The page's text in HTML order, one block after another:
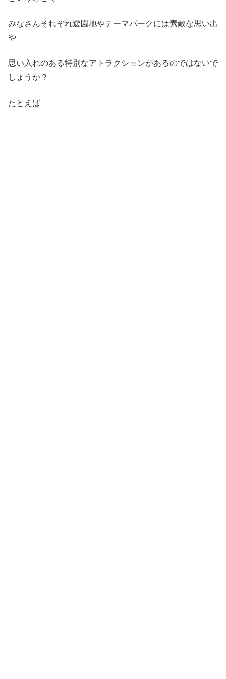
みなさんそれぞれ遊園地やテーマパークには素敵な思い出
や
思い入れのある特別なアトラクションがあるのではないで
しょうか？
たとえば